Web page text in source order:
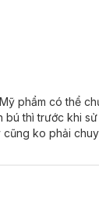
phẩm có thể
thì trước khi
ko phải